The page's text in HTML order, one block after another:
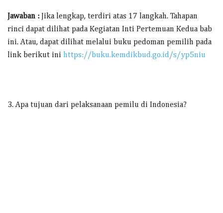
Jawaban : Jika lengkap, terdiri atas 17 langkah. Tahapan
rinci dapat dilihat pada Kegiatan Inti Pertemuan Kedua bab
ini. Atau, dapat dilihat melalui buku pedoman pemilih pada
link berikut ini https://buku.kemdikbud.go.id/s/yp5niu
3. Apa tujuan dari pelaksanaan pemilu di Indonesia?